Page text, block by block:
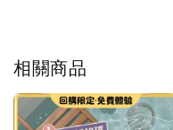
相關商品